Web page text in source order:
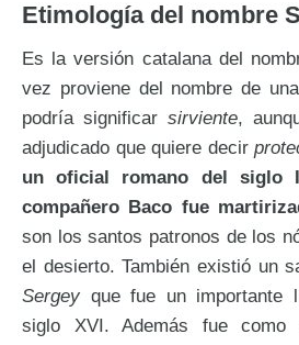
Etimología del nombre
Es la versión catalana del
vez proviene del nombre de
podría significar sirviente,
adjudicado que quiere decir
un oficial romano del siglo
compañero Baco fue
son los santos patronos de los
el desierto. También existió un
Sergey que fue un importante
siglo XVI. Además fue como